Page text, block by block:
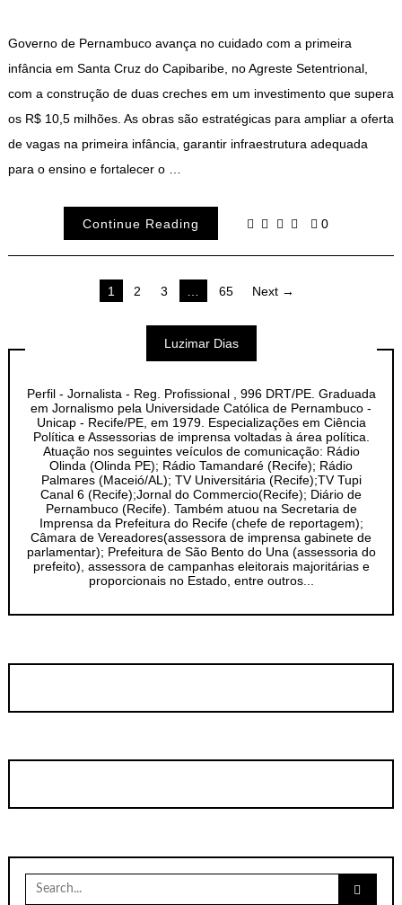
Governo de Pernambuco avança no cuidado com a primeira
infância em Santa Cruz do Capibaribe, no Agreste Setentrional,
com a construção de duas creches em um investimento que supera
os R$ 10,5 milhões. As obras são estratégicas para ampliar a oferta
de vagas na primeira infância, garantir infraestrutura adequada
para o ensino e fortalecer o …
Continue Reading 0
Navegação
posts
1 2 3 65 Next →
Luzimar Dias
Perfil - Jornalista - Reg. Profissional , 996 DRT/PE. Graduada
em Jornalismo pela Universidade Católica de Pernambuco -
Unicap - Recife/PE, em 1979. Especializações em Ciência
Política e Assessorias de imprensa voltadas à área política.
Atuação nos seguintes veículos de comunicação: Rádio
Olinda (Olinda PE); Rádio Tamandaré (Recife); Rádio
Palmares (Maceió/AL); TV Universitária (Recife);TV Tupi
Canal 6 (Recife);Jornal do Commercio(Recife); Diário de
Pernambuco (Recife). Também atuou na Secretaria de
Imprensa da Prefeitura do Recife (chefe de reportagem);
Câmara de Vereadores(assessora de imprensa gabinete de
parlamentar); Prefeitura de São Bento do Una (assessoria do
prefeito), assessora de campanhas eleitorais majoritárias e
proporcionais no Estado, entre outros...
Search
for: